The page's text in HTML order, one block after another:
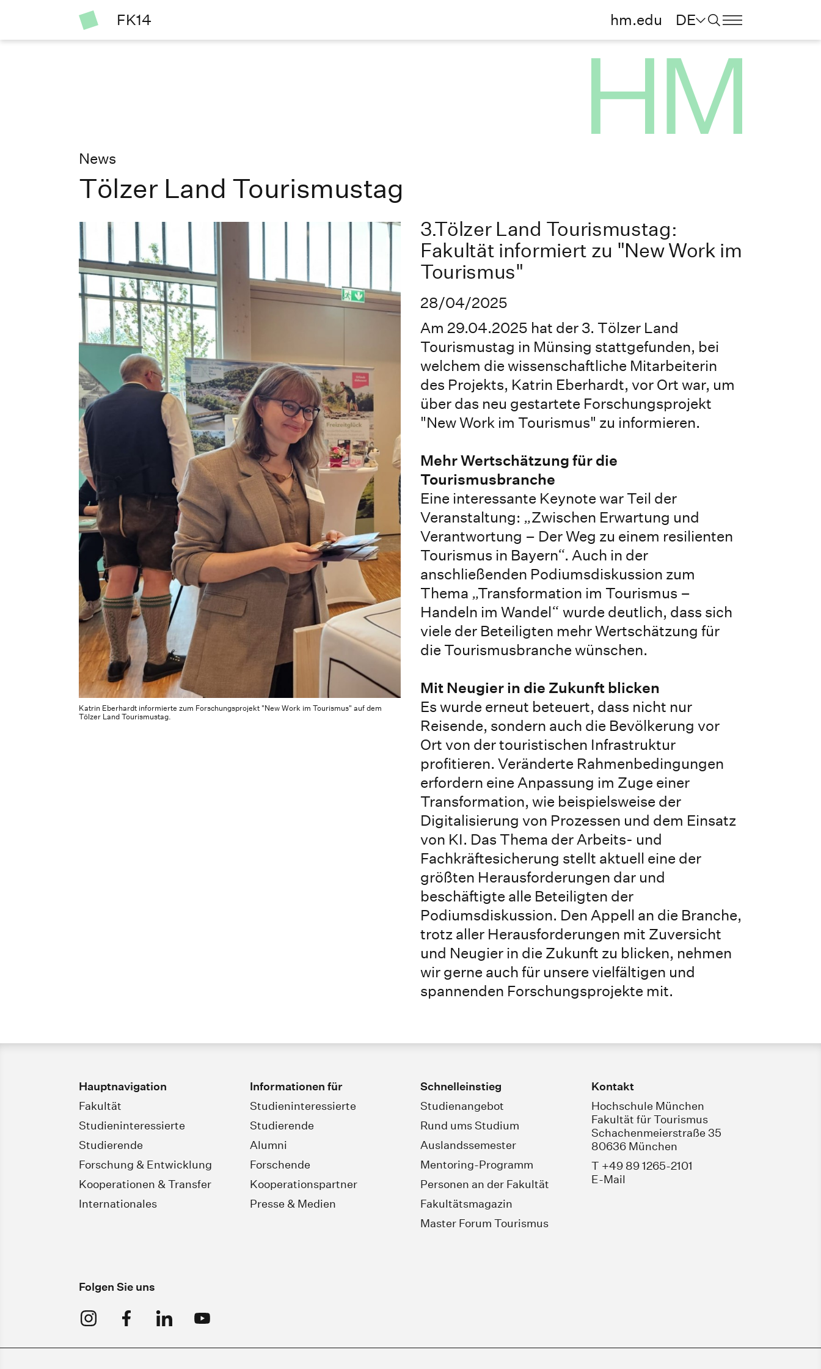
FK14 hm.edu DE
News
Tölzer Land Tourismustag
Katrin Eberhardt informierte zum Forschungsprojekt "New Work im Tourismus" auf dem
Tölzer Land Tourismustag.
3.Tölzer Land Tourismustag:
Fakultät informiert zu "New Work im
Tourismus"
28/04/2025
Am 29.04.2025 hat der 3. Tölzer Land
Tourismustag in Münsing stattgefunden, bei
welchem die wissenschaftliche Mitarbeiterin
des Projekts, Katrin Eberhardt, vor Ort war, um
über das neu gestartete Forschungsprojekt
"New Work im Tourismus" zu informieren.
Mehr Wertschätzung für die
Tourismusbranche
Eine interessante Keynote war Teil der
Veranstaltung: „Zwischen Erwartung und
Verantwortung – Der Weg zu einem resilienten
Tourismus in Bayern“. Auch in der
anschließenden Podiumsdiskussion zum
Thema „Transformation im Tourismus –
Handeln im Wandel“ wurde deutlich, dass sich
viele der Beteiligten mehr Wertschätzung für
die Tourismusbranche wünschen.
Mit Neugier in die Zukunft blicken
Es wurde erneut beteuert, dass nicht nur
Reisende, sondern auch die Bevölkerung vor
Ort von der touristischen Infrastruktur
profitieren. Veränderte Rahmenbedingungen
erfordern eine Anpassung im Zuge einer
Transformation, wie beispielsweise der
Digitalisierung von Prozessen und dem Einsatz
von KI. Das Thema der Arbeits- und
Fachkräftesicherung stellt aktuell eine der
größten Herausforderungen dar und
beschäftigte alle Beteiligten der
Podiumsdiskussion. Den Appell an die Branche,
trotz aller Herausforderungen mit Zuversicht
und Neugier in die Zukunft zu blicken, nehmen
wir gerne auch für unsere vielfältigen und
spannenden Forschungsprojekte mit.
Hauptnavigation
Fakultät
Studieninteressierte
Studierende
Forschung & Entwicklung
Kooperationen & Transfer
Internationales
Informationen für
Studieninteressierte
Studierende
Alumni
Forschende
Kooperationspartner
Presse & Medien
Schnelleinstieg
Studienangebot
Rund ums Studium
Auslandssemester
Mentoring-Programm
Personen an der Fakultät
Fakultätsmagazin
Master Forum Tourismus
Kontakt
Hochschule München
Fakultät für Tourismus
Schachenmeierstraße 35
80636 München
T +49 89 1265-2101
E-Mail
Folgen Sie uns